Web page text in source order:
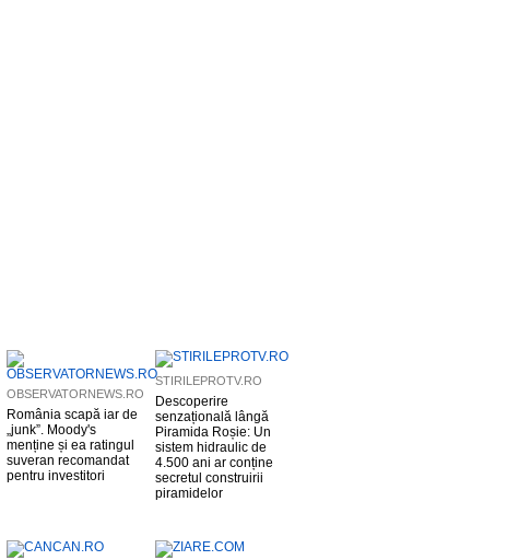
OBSERVATORNEWS.RO
România scapă iar de
„junk”. Moody's
menține și ea ratingul
suveran recomandat
pentru investitori
STIRILEPROTV.RO
Descoperire
senzațională lângă
Piramida Roșie: Un
sistem hidraulic de
4.500 ani ar conține
secretul construirii
piramidelor